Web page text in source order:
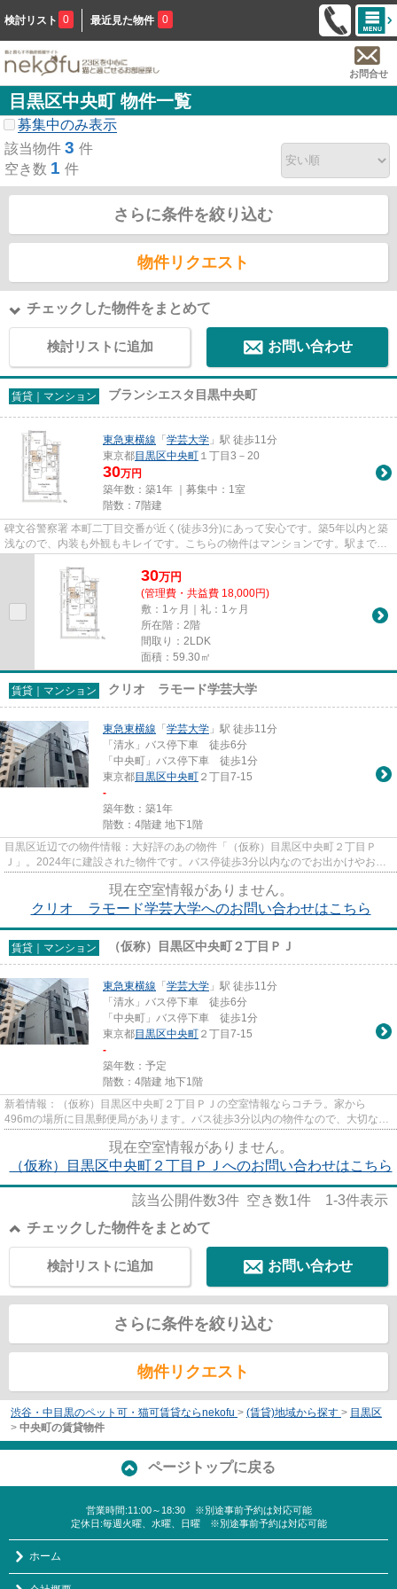
検討リスト 0 最近見た物件 0
お問合せ
目黒区中央町 物件一覧
募集中のみ表示
該当物件 3 件
空き数 1 件
さらに条件を絞り込む
物件リクエスト
チェックした物件をまとめて
検討リストに追加 お問い合わせ
賃貸｜マンション ブランシエスタ目黒中央町
東急東横線 「 学芸大学 」駅 徒歩11分
東京都目黒区中央町 １丁目3－20
30万円
築年数：築1年 ｜募集中： 1室
階数：7階建
碑文谷警察署 本町二丁目交番が近く(徒歩3分)にあって安心です。築5年以内と築
浅なので、内装も外観もキレイです。こちらの物件はマンションです。駅まで徒
30万円
(管理費・共益費 18,000円)
敷：1ヶ月｜礼：1ヶ月
所在階：2階
間取り：2LDK
面積：59.30㎡
賃貸｜マンション クリオ ラモード学芸大学
東急東横線 「 学芸大学 」駅 徒歩11分
「清水」バス停下車 徒歩6分
「中央町」バス停下車 徒歩1分
東京都目黒区中央町 ２丁目7-15
-
築年数：築1年
階数：4階建 地下1階
目黒区近辺での物件情報：大好評のあの物件「（仮称）目黒区中央町２丁目Ｐ
Ｊ」。2024年に建設された物件です。バス停徒歩3分以内なのでお出かけやお買
現在空室情報がありません。
クリオ ラモード学芸大学へのお問い合わせはこちら
賃貸｜マンション （仮称）目黒区中央町２丁目ＰＪ
東急東横線 「 学芸大学 」駅 徒歩11分
「清水」バス停下車 徒歩6分
「中央町」バス停下車 徒歩1分
東京都目黒区中央町 ２丁目7-15
-
築年数：予定
階数：4階建 地下1階
新着情報：（仮称）目黒区中央町２丁目ＰＪの空室情報ならコチラ。家から
496mの場所に目黒郵便局があります。バス徒歩3分以内の物件なので、大切な時
現在空室情報がありません。
（仮称）目黒区中央町２丁目ＰＪへのお問い合わせはこちら
該当公開件数3件 空き数1件 1-3件表示
チェックした物件をまとめて
お問い合わせ
検討リストに追加
さらに条件を絞り込む
物件リクエスト
渋谷・中目黒のペット可・猫可賃貸ならnekofu > (賃貸)地域から探す > 目黒区
> 中央町の賃貸物件
ページトップに戻る
営業時間:11:00～18:30 ※別途事前予約は対応可能
定休日:毎週火曜、水曜、日曜 ※別途事前予約は対応可能
ホーム